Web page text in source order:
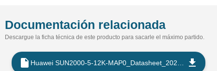
Documentación relacionada
Descargue la ficha técnica de este producto para sacarle el máximo partido.